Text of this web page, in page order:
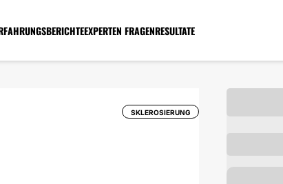
EXPERTEN FRAGENRESULTATE
SKLEROSIERUNG